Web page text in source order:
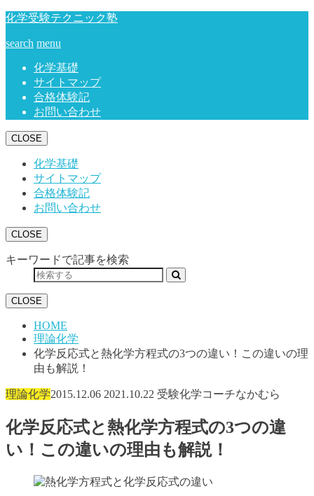
化学受験テクニック塾
search menu
化学基礎
サイトマップ
合格体験記
お問い合わせ
CLOSE
化学基礎
サイトマップ
合格体験記
お問い合わせ
CLOSE
キーワードで記事を検索
CLOSE
HOME
理論化学
化学反応式と熱化学方程式の3つの違い！この違いの理
由も解説！
理論化学2015.12.06 2021.10.22 受験化学コーチなかむら
化学反応式と熱化学方程式の3つの違
い！この違いの理由も解説！